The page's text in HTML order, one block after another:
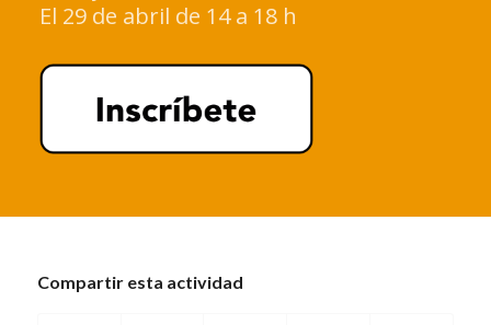
El 29 de abril de 14 a 18 h
Compartir esta actividad